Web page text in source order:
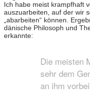
Ich habe meist krampfhaft
auszuarbeiten, auf der wir
„abarbeiten“ können.
dänische Philosoph und
erkannte:
Die meisten
sehr dem
an ihm